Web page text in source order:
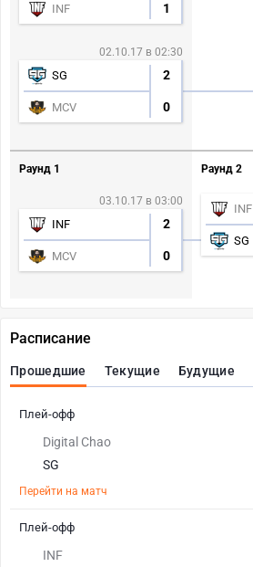
INF 1
02.10.17 в 02:30
SG 2
MCV 0
Раунд 1
03.10.17 в 03:00
INF 2
MCV 0
Раунд 2
INF
SG
Расписание
Прошедшие Текущие Будущие
Digital Chao
SG
Перейти на матч
Плей-офф
INF
Плей-офф